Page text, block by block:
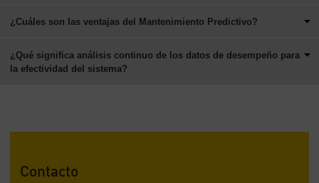
¿Cuáles son las ventajas del Mantenimiento Predictivo?
¿Qué significa análisis continuo de los datos de desempeño para
la efectividad del sistema?
Contacto